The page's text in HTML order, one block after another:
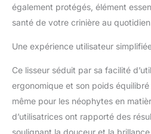
sans
à air
pour
les
également protégés, élément
santé de votre crinière au
Une expérience utilisateur
Ce lisseur séduit par sa facilité
ergonomique et son poids
même pour les néophytes en
d’utilisatrices ont rapporté des